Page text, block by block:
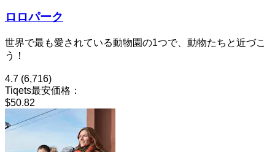
ロロパーク
世界で最も愛されている動物園の1つで、動物たちと近づこ
う！
4.7 (6,716)
Tiqets最安価格：
$50.82